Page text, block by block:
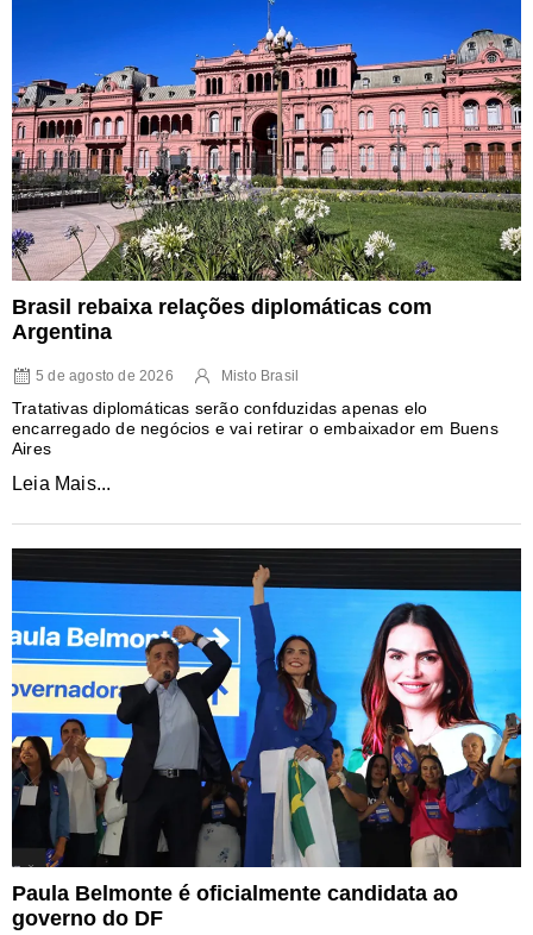
Brasil rebaixa relações diplomáticas com
Argentina
5 de agosto de 2026 Misto Brasil
Tratativas diplomáticas serão confduzidas apenas elo
encarregado de negócios e vai retirar o embaixador em Buens
Aires
Leia Mais...
Paula Belmonte é oficialmente candidata ao
governo do DF